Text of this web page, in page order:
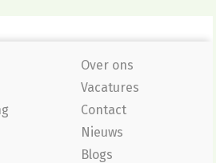
Over ons
Vacatures
Contact
Nieuws
Blogs